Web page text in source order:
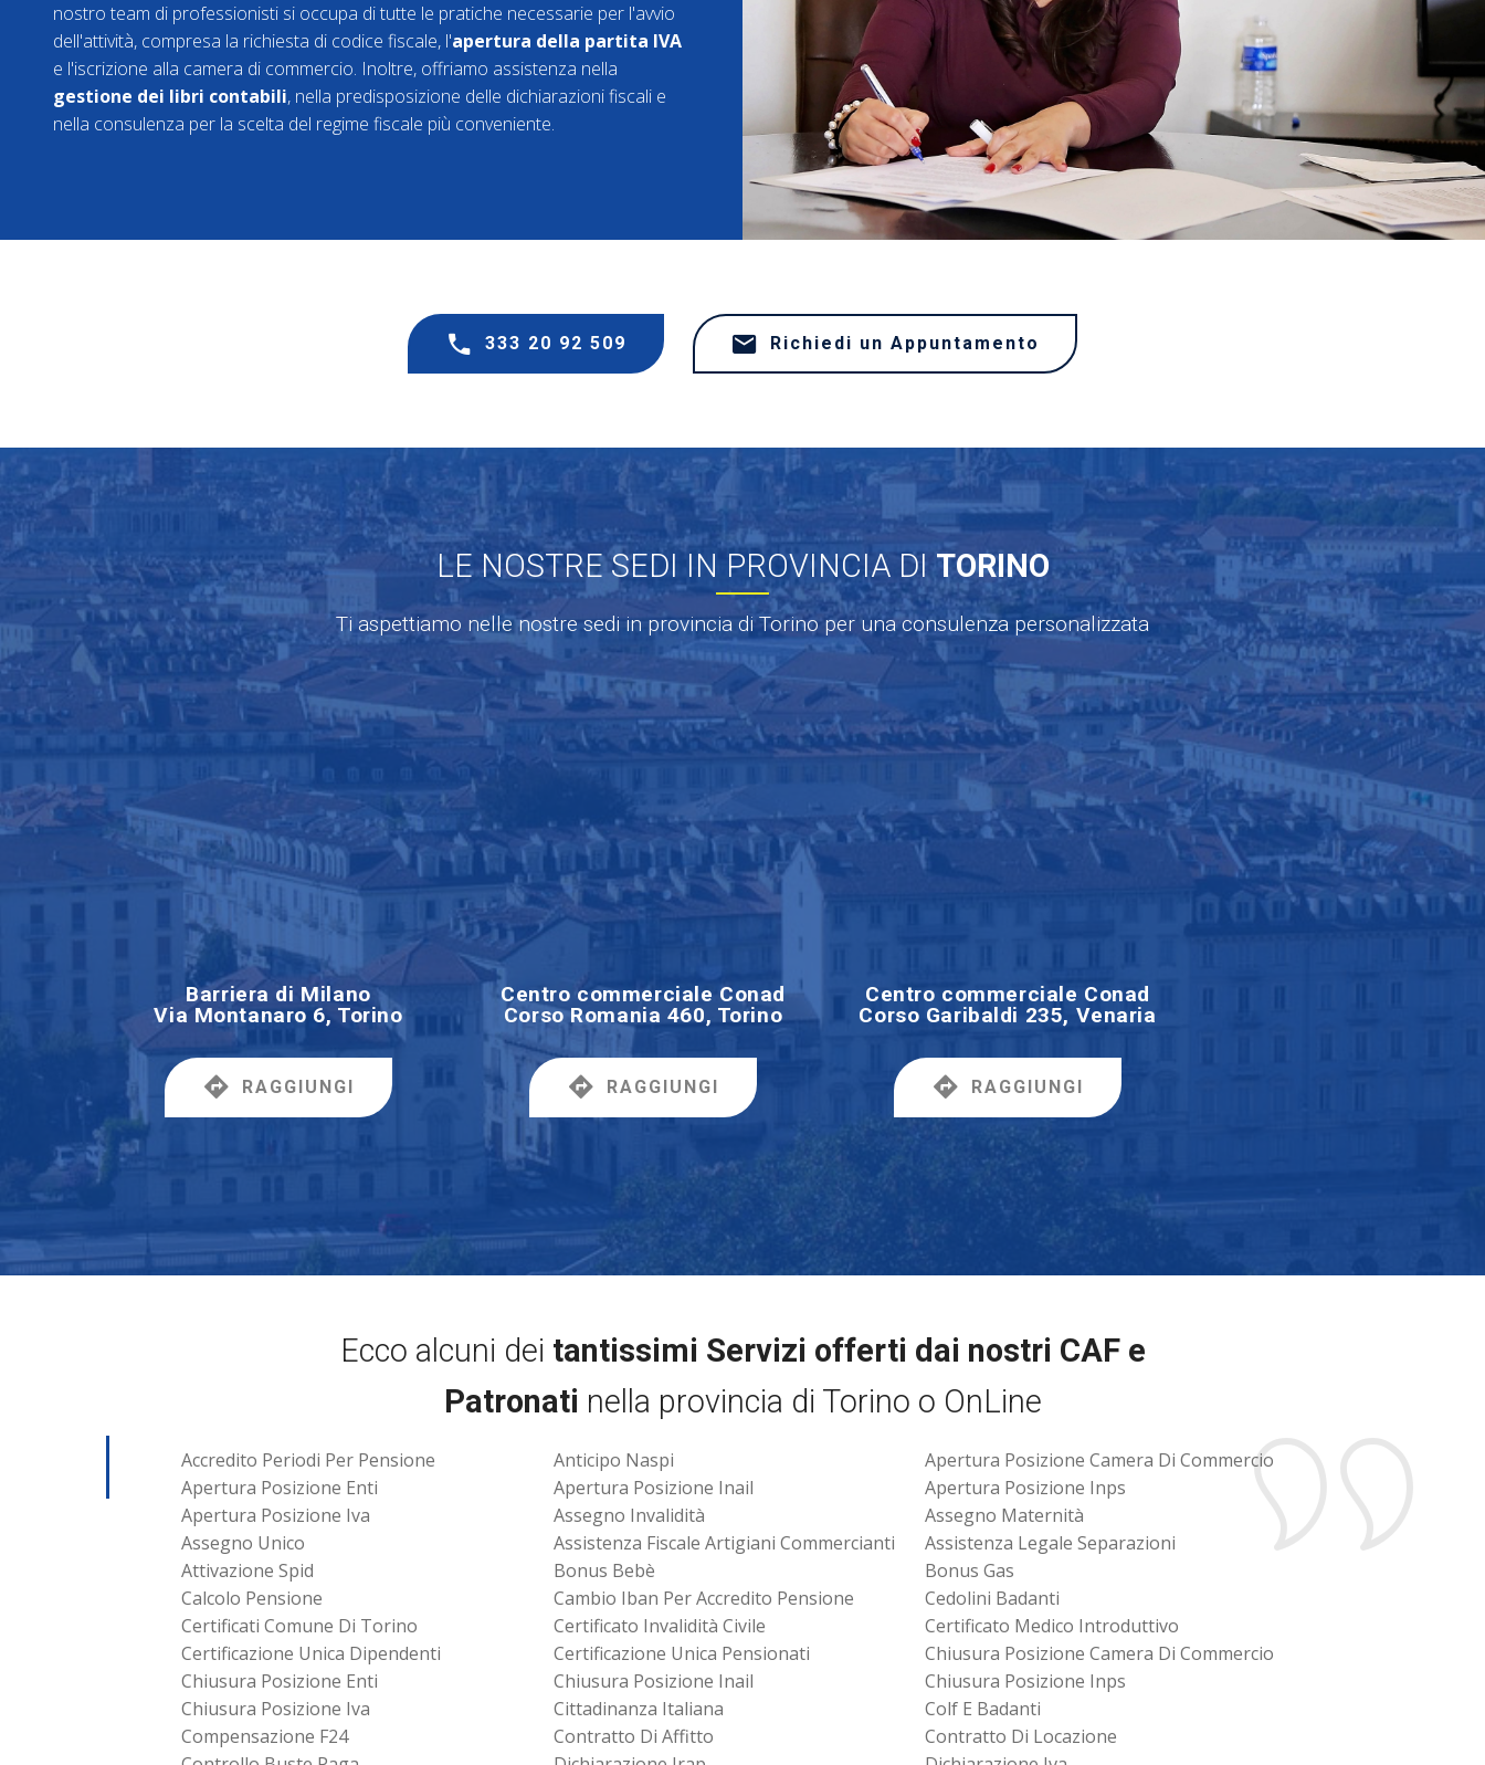
nostro team di professionisti si occupa di tutte le pratiche necessarie per l'avvio
dell'attività, compresa la richiesta di codice fiscale, l'apertura della partita IVA
e l'iscrizione alla camera di commercio. Inoltre, offriamo assistenza nella
gestione dei libri contabili, nella predisposizione delle dichiarazioni fiscali e
nella consulenza per la scelta del regime fiscale più conveniente.
333 20 92 509 Richiedi un Appuntamento
LE NOSTRE SEDI IN PROVINCIA DITORINO
Ti aspettiamo nelle nostre sedi in provincia di Torino per una consulenza personalizzata
Barriera di Milano
Via Montanaro 6, Torino
RAGGIUNGI
Centro commerciale Conad
Corso Romania 460, Torino
RAGGIUNGI
Centro commerciale Conad
Corso Garibaldi 235, Venaria
RAGGIUNGI
Ecco alcuni dei tantissimi Servizi offerti dai nostri CAF e
Patronati nella provincia di Torino o OnLine
Accredito Periodi Per Pensione Anticipo Naspi
Apertura Posizione Camera Di Commercio
Apertura Posizione Enti
Apertura Posizione Inail
Apertura Posizione Inps
Apertura Posizione Iva
Assegno Invalidità
Assegno Maternità
Assegno Unico
Assistenza Fiscale Artigiani Commercianti
Assistenza Legale Separazioni
Attivazione Spid
Bonus Bebè
Bonus Gas
Calcolo Pensione
Cambio Iban Per Accredito Pensione
Cedolini Badanti
Certificati Comune Di Torino
Certificato Invalidità Civile
Certificato Medico Introduttivo
Certificazione Unica Dipendenti
Certificazione Unica Pensionati
Chiusura Posizione Camera Di Commercio
Chiusura Posizione Enti
Chiusura Posizione Inail
Chiusura Posizione Inps
Chiusura Posizione Iva
Cittadinanza Italiana
Colf E Badanti
Compensazione F24
Contratto Di Affitto
Contratto Di Locazione